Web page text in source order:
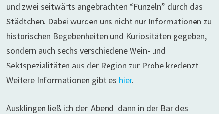
y
s
i
und zwei seitwärts angebrachten “Funzeln” durch das
Städtchen. Dabei wurden uns nicht nur Informationen zu
historischen Begebenheiten und Kuriositäten gegeben,
sondern auch sechs verschiedene Wein- und
Sektspezialitäten aus der Region zur Probe kredenzt.
Weitere Informationen gibt es hier.
Ausklingen ließ ich den Abend dann in der Bar des